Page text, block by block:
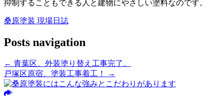
抑制することもできる人と建物にやさしい塗料なのです。
桑原塗装 現場日誌
Posts navigation
← 青葉区、外装塗り替え工事完了。
戸塚区原宿、塗装工事着工！ →